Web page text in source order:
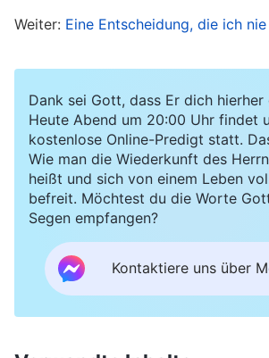
war, egal wie hart oder
war. Ich fand, genau so sollte
Wozu arbeitete man schließlich,
die Wertschätzung und das Lob
Schulleitung und den Kollegen?
kam die Schulleitung auf mich zu.
Schule wolle meine berufliche
Aufgabe der
übernehmen. Ich war im Herzen
denn die Sicherheitsarbeit
beliebige Lehrer bewältigen.
Weiter: Eine Entscheidung, die ich
Dank sei Gott, dass Er dich
Heute Abend um 20:00 Uhr findet
kostenlose Online-Predigt statt.
Wie man die Wiederkunft des
heißt und sich von einem Leben
befreit. Möchtest du die Worte
Segen empfangen?
Kontaktiere uns über